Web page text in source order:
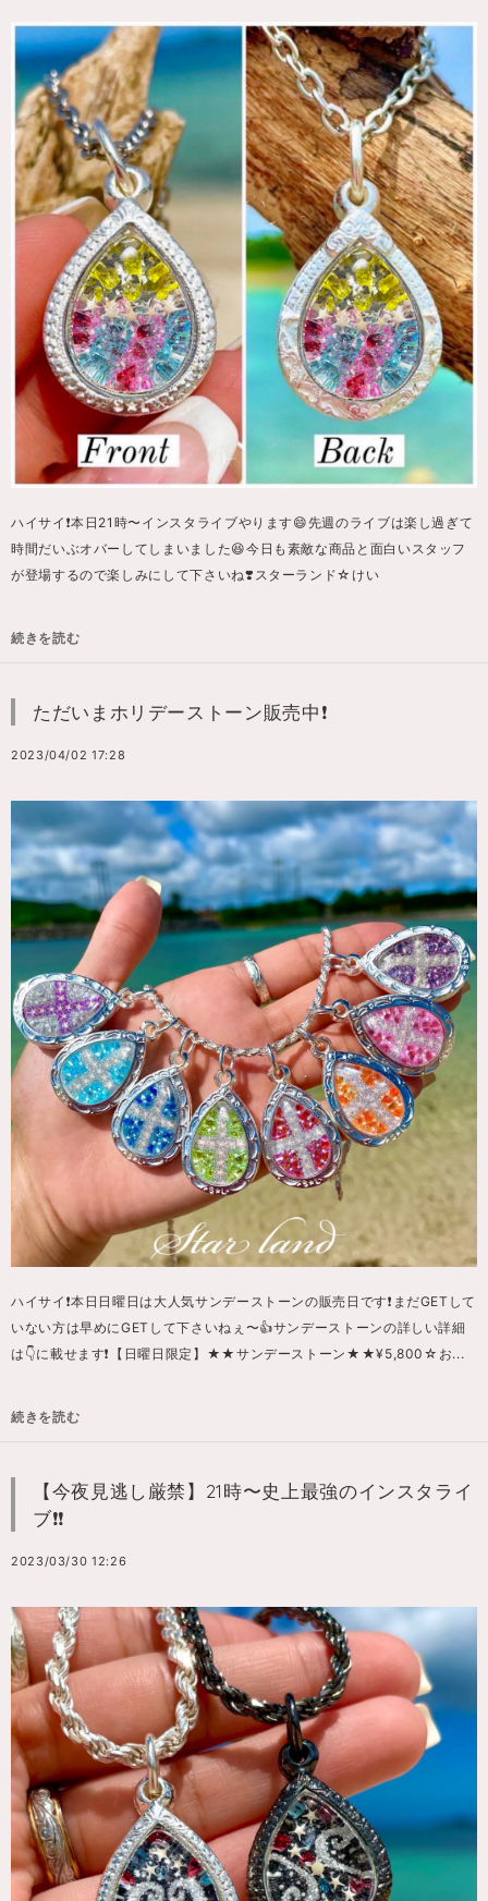
ハイサイ❗️本日21時〜インスタライブやります😄先週のライブは楽し過ぎて
時間だいぶオバーしてしまいました😆今日も素敵な商品と面白いスタッフ
が登場するので楽しみにして下さいね❣️スターランド☆けい
続きを読む
ただいまホリデーストーン販売中❗️
2023/04/02 17:28
ハイサイ❗️本日日曜日は大人気サンデーストーンの販売日です❗️まだGETして
いない方は早めにGETして下さいねぇ〜👍サンデーストーンの詳しい詳細
は👇に載せます❗️【日曜日限定】★★サンデーストーン★★¥5,800☆お...
続きを読む
【今夜見逃し厳禁】21時〜史上最強のインスタライ
ブ❗️❗️
2023/03/30 12:26